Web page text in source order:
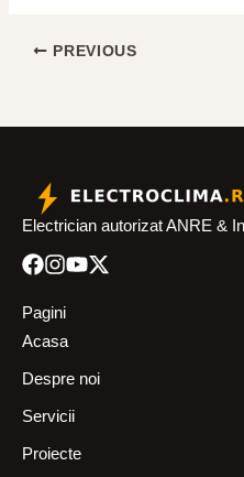
PREVIOUS
Electrician autorizat ANRE &
Pagini
Acasa
Despre noi
Servicii
Proiecte